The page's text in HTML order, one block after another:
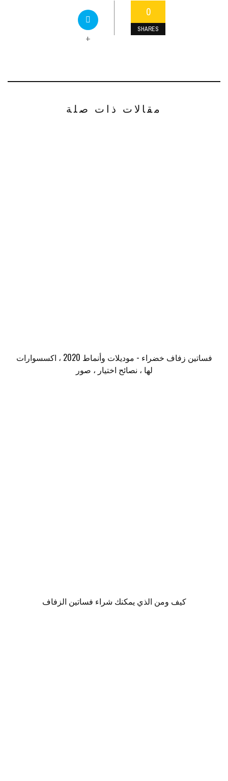
0
SHARES
+
مقالات ذات صلة
فساتين زفاف خضراء - موديلات وأنماط 2020 ، اكسسوارات
لها ، نصائح اختيار ، صور
كيف ومن الذي يمكنك شراء فساتين الزفاف